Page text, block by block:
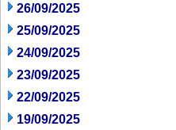
26/09/2025
25/09/2025
24/09/2025
23/09/2025
22/09/2025
19/09/2025